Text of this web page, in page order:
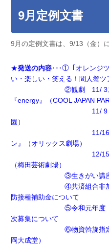
9月定例文書
9月の定例文書は、9/13（金）
★発送の内容･･･①「オレンジ
い・楽しい・笑える！間人蟹ツ
②観劇 11/ 3スポー
『energy』（COOL JAPAN
11/ 9『大阪パフ
園）
11/16シルク・エ
ン』（オリックス劇場）
12/15ミュージカ
（梅田芸術劇場）
③生きがい講座『絵
④共済組合非加入組
防接種補助金について
⑤令和元年度「奈教互
次募集について
⑥物資斡旋指定業者
岡大成堂）